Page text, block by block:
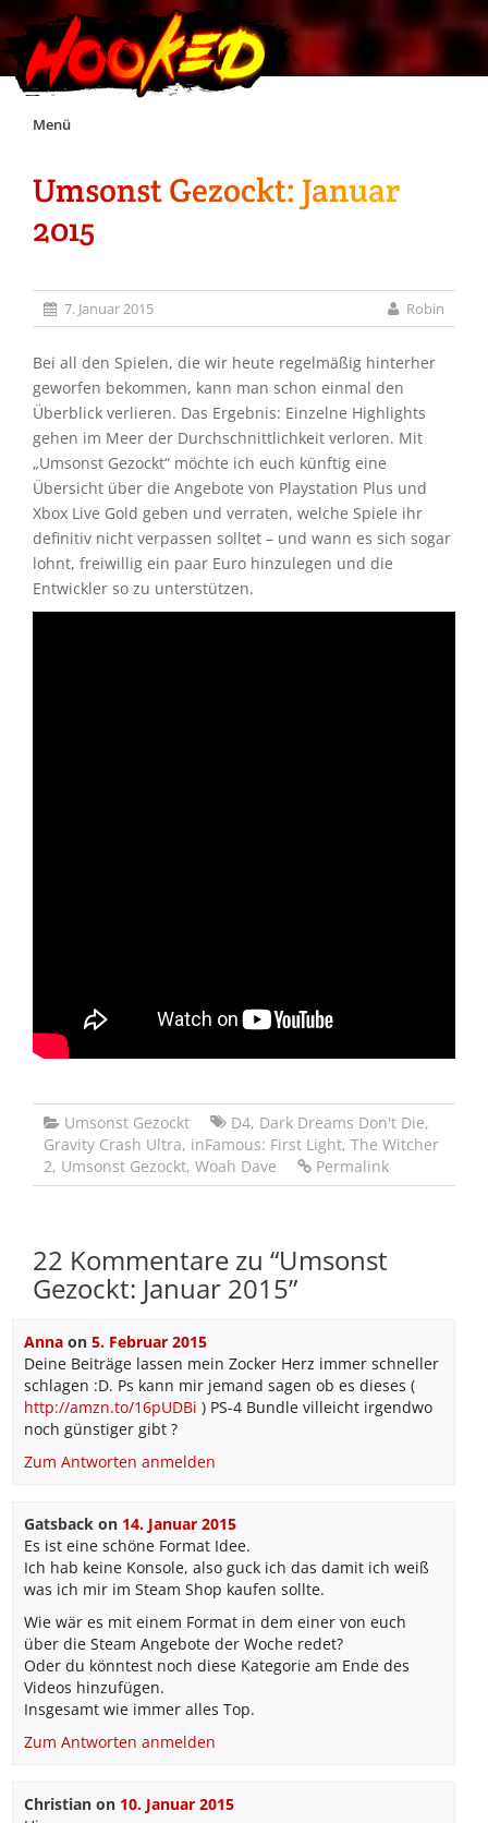
Skip
Menü
Unterstützt Hooked!
Exklusiv für Supporter*innen
Impressum
Discord
Umsonst Gezockt: Januar
2015
7. Januar 2015 Robin
Bei all den Spielen, die wir heute regelmäßig hinterher
geworfen bekommen, kann man schon einmal den
Überblick verlieren. Das Ergebnis: Einzelne Highlights
gehen im Meer der Durchschnittlichkeit verloren. Mit
„Umsonst Gezockt“ möchte ich euch künftig eine
Übersicht über die Angebote von Playstation Plus und
Xbox Live Gold geben und verraten, welche Spiele ihr
definitiv nicht verpassen solltet – und wann es sich sogar
lohnt, freiwillig ein paar Euro hinzulegen und die
Entwickler so zu unterstützen.
Umsonst Gezockt D4, Dark Dreams Don't Die,
Gravity Crash Ultra, inFamous: First Light, The Witcher
2, Umsonst Gezockt, Woah Dave Permalink
22 Kommentare zu “Umsonst
Gezockt: Januar 2015”
Annaon 5. Februar 2015
Deine Beiträge lassen mein Zocker Herz immer schneller
schlagen :D. Ps kann mir jemand sagen ob es dieses (
http://amzn.to/16pUDBi ) PS-4 Bundle villeicht irgendwo
noch günstiger gibt ?
Zum Antworten anmelden
Gatsbackon 14. Januar 2015
Es ist eine schöne Format Idee.
Ich hab keine Konsole, also guck ich das damit ich weiß
was ich mir im Steam Shop kaufen sollte.
Wie wär es mit einem Format in dem einer von euch
über die Steam Angebote der Woche redet?
Oder du könntest noch diese Kategorie am Ende des
Videos hinzufügen.
Insgesamt wie immer alles Top.
Zum Antworten anmelden
Christianon 10. Januar 2015